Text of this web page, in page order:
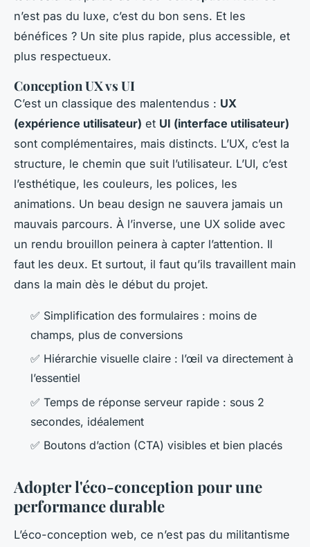
n’est pas du luxe, c’est du bon sens. Et les
bénéfices ? Un site plus rapide, plus accessible, et
plus respectueux.
Conception UX vs UI
C’est un classique des malentendus : UX
(expérience utilisateur) et UI (interface utilisateur)
sont complémentaires, mais distincts. L’UX, c’est la
structure, le chemin que suit l’utilisateur. L’UI, c’est
l’esthétique, les couleurs, les polices, les
animations. Un beau design ne sauvera jamais un
mauvais parcours. À l’inverse, une UX solide avec
un rendu brouillon peinera à capter l’attention. Il
faut les deux. Et surtout, il faut qu’ils travaillent main
dans la main dès le début du projet.
✅ Simplification des formulaires : moins de
champs, plus de conversions
✅ Hiérarchie visuelle claire : l’œil va directement à
l’essentiel
✅ Temps de réponse serveur rapide : sous 2
secondes, idéalement
✅ Boutons d’action (CTA) visibles et bien placés
Adopter l'éco-conception pour une
performance durable
L’éco-conception web, ce n’est pas du militantisme